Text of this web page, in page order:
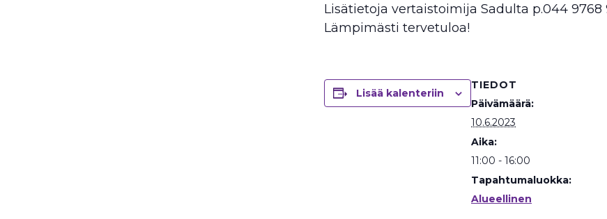
Lisätietoja vertaistoimija Sadulta p.044 9768
Lämpimästi tervetuloa!
Lisää kalenteriin
TIEDOT
Päivämäärä:
10.6.2023
Aika:
11:00 - 16:00
Tapahtumaluokka:
Alueellinen